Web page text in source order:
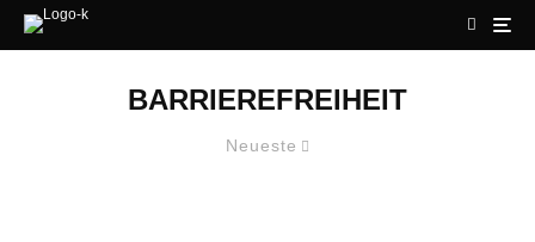
BARRIEREFREIHEIT
Neueste